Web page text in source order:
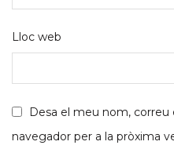
Lloc web
Desa el meu nom,
navegador per a la pròxima